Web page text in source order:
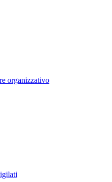
organizzativo